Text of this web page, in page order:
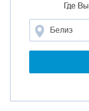
Где
Белиз